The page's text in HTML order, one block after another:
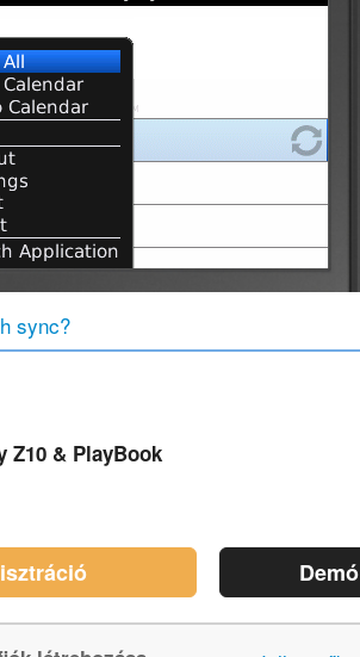
sync?
Z10 & PlayBook